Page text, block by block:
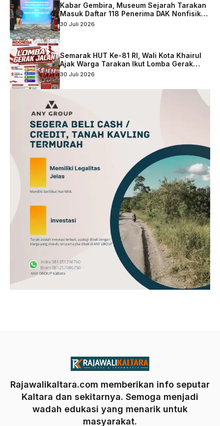
Kabar Gembira, Museum Sejarah Tarakan
Masuk Daftar 118 Penerima DAK Nonfisik
2027
30 Juli 2026
Semarak HUT Ke-81 RI, Wali Kota Khairul
Ajak Warga Tarakan Ikut Lomba Gerak
Jalan
30 Juli 2026
Rajawalikaltara.com memberikan info seputar
Kaltara dan sekitarnya. Semoga menjadi
wadah edukasi yang menarik untuk
masyarakat.